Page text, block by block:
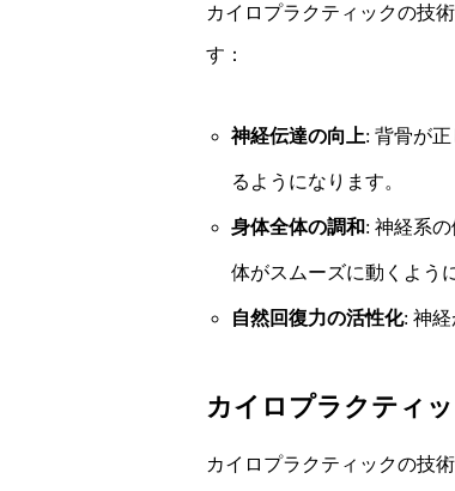
カイロプラクティックの技
す：
神経伝達の向上: 背骨が
るようになります。
身体全体の調和: 神経系
体がスムーズに動くよう
自然回復力の活性化: 神
カイロプラクティ
カイロプラクティックの技